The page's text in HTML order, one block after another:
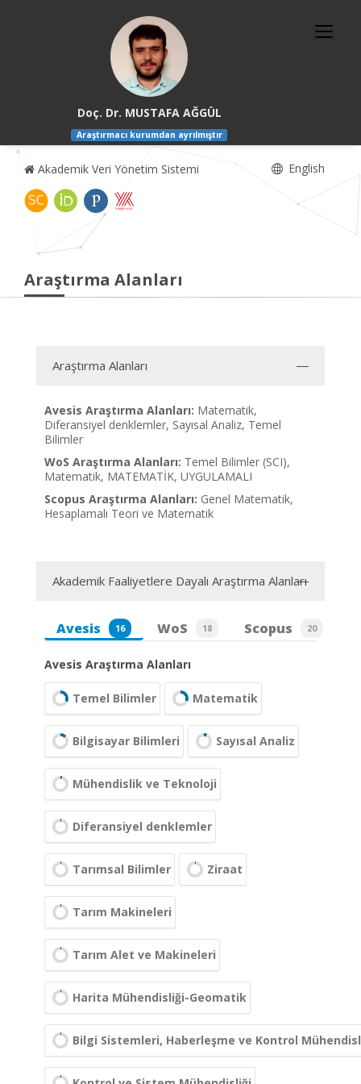
Doç. Dr. MUSTAFA AĞGÜL
Araştırmacı kurumdan ayrılmıştır
Akademik Veri Yönetim Sistemi English
Araştırma Alanları
Araştırma Alanları
Avesis Araştırma Alanları: Matematik,
Diferansiyel denklemler, Sayısal Analiz, Temel
Bilimler
WoS Araştırma Alanları: Temel Bilimler (SCI),
Matematik, MATEMATİK, UYGULAMALI
Scopus Araştırma Alanları: Genel Matematik,
Hesaplamalı Teori ve Matematik
Akademik Faaliyetlere Dayalı Araştırma Alanları
Avesis 16 WoS 18 Scopus 20
Avesis Araştırma Alanları
Temel Bilimler Matematik
Bilgisayar Bilimleri Sayısal Analiz
Mühendislik ve Teknoloji
Diferansiyel denklemler
Tarımsal Bilimler Ziraat
Tarım Makineleri
Tarım Alet ve Makineleri
Harita Mühendisliği-Geomatik
Bilgi Sistemleri, Haberleşme ve Kontrol